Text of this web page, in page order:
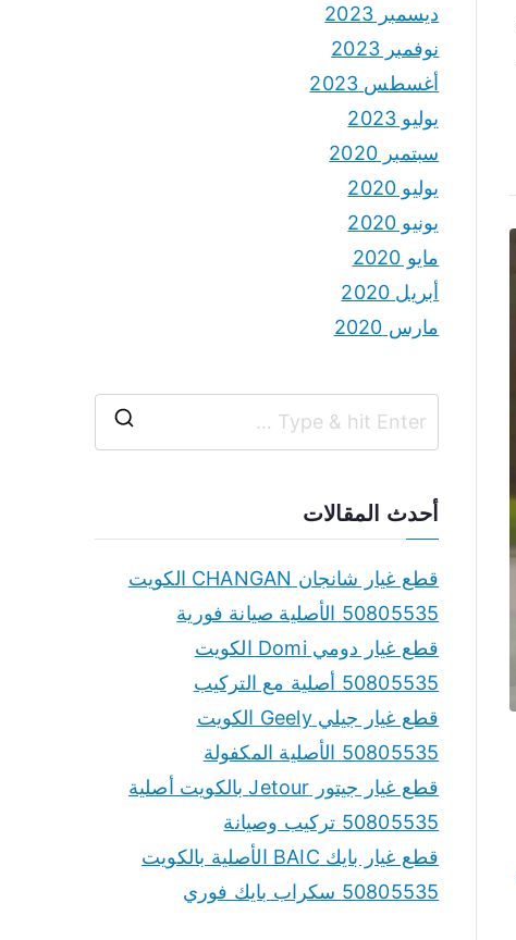
ديسمبر 2023
نوفمبر 2023
أغسطس 2023
يوليو 2023
سبتمبر 2020
يوليو 2020
يونيو 2020
مايو 2020
أبريل 2020
مارس 2020
r
أحدث المقالات
قطع غيار شانجان CHANGAN الكويت
50805535 الأصلية صيانة فورية
قطع غيار دومي Domi الكويت
50805535 أصلية مع التركيب
قطع غيار جيلي Geely الكويت
50805535 الأصلية المكفولة
قطع غيار جيتور Jetour بالكويت أصلية
50805535 تركيب وصيانة
قطع غيار بايك BAIC الأصلية بالكويت
50805535 سكراب بايك فوري